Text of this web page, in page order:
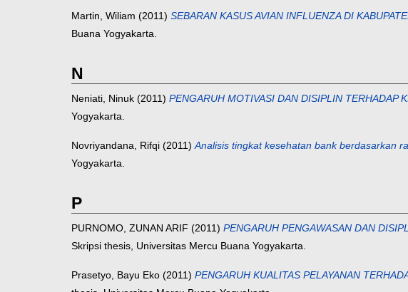
Martin, Wiliam (2011) SEBARAN KASUS AVIAN INFLUENZA DI
Buana Yogyakarta.
N
Neniati, Ninuk (2011) PENGARUH MOTIVASI DAN DISIPLIN TERHADAP
Yogyakarta.
Novriyandana, Rifqi (2011)Analisis tingkat kesehatan bank berdasarkan
Yogyakarta.
P
PURNOMO, ZUNAN ARIF (2011) PENGARUH PENGAWASAN DAN
Skripsi thesis, Universitas Mercu Buana Yogyakarta.
Prasetyo, Bayu Eko (2011) PENGARUH KUALITAS PELAYANAN